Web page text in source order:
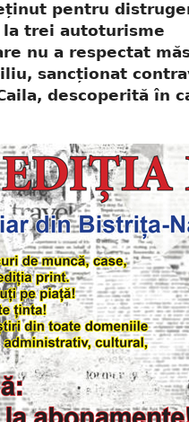
pentru
trei autoturisme
nu a respectat
sancționat
descoperită în